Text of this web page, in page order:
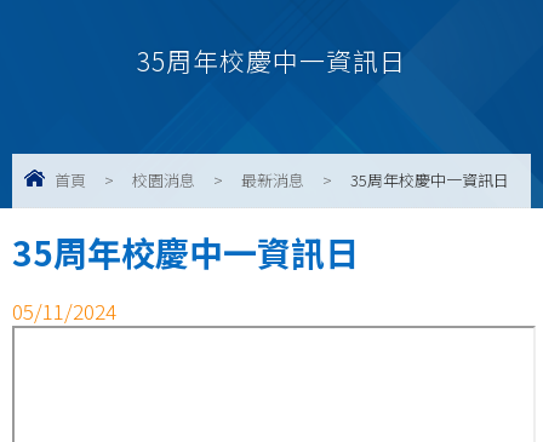
35周年校慶中一資訊日
首頁 > 校園消息 > 最新消息 > 35周年校慶中一資訊日
35周年校慶中一資訊日
05/11/2024